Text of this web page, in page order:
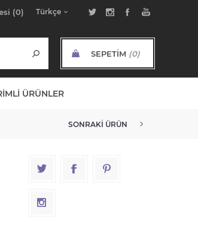
(0)
SEPETIM (0)
ÜRÜNLER
SONRAKI ÜRÜN